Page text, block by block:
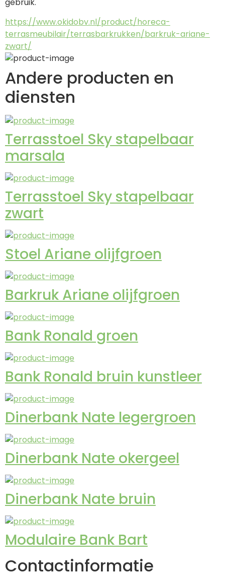
gebruik.
https://www.okidobv.nl/product/horeca-
terrasmeubilair/terrasbarkrukken/barkruk-ariane-
zwart/
Andere producten en
diensten
Terrasstoel Sky stapelbaar
marsala
Terrasstoel Sky stapelbaar
zwart
Stoel Ariane olijfgroen
Barkruk Ariane olijfgroen
Bank Ronald groen
Bank Ronald bruin kunstleer
Dinerbank Nate legergroen
Dinerbank Nate okergeel
Dinerbank Nate bruin
Modulaire Bank Bart
Contactinformatie